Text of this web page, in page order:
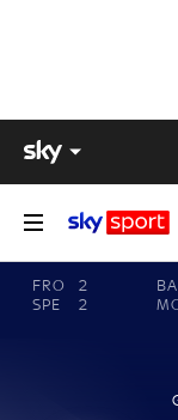
FRO
2
SPE
2